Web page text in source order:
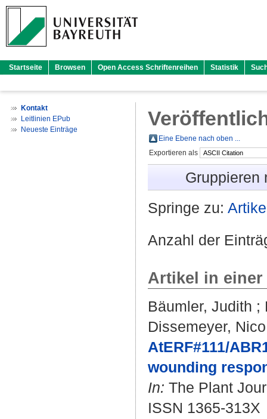
Startseite Browsen Open Access Schriftenreihen Statistik
Kontakt
Leitlinien EPub
Neueste Einträge
Eine Ebene nach oben ...
Exportieren als
Gruppieren
Springe zu:
Anzahl der
Artikel in
Bäumler, Judith ;
Dissemeyer, Nico
AtERF#111/
wounding
In: The Plant
ISSN 1365-313X